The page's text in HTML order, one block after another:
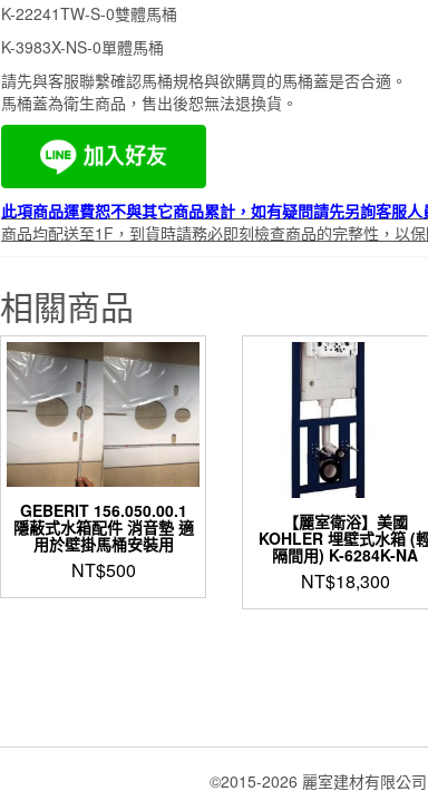
K-22241TW-S-0雙體馬桶
K-3983X-NS-0單體馬桶
請先與客服聯繫確認馬桶規格與欲購買的馬桶蓋是否合適。
馬桶蓋為衛生商品，售出後恕無法退換貨。
此項商品運費恕不與其它商品累計，如有疑問請先另詢客服人
商品均配送至1F，到貨時請務必即刻檢查商品的完整性，以保
相關商品
GEBERIT 156.050.00.1
隱蔽式水箱配件 消音墊 適
用於壁掛馬桶安裝用
NT$500
【麗室衛浴】美國
KOHLER 埋壁式水箱 (
隔間用) K-6284K-NA
NT$18,300
©2015-2026 麗室建材有限公司